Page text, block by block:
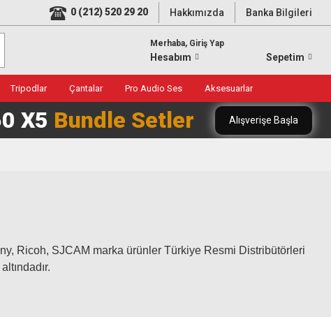
0 (212) 520 29 20 Hakkımızda Banka Bilgileri
Merhaba, Giriş Yap
Hesabım Sepetim
Tripodlar Çantalar Pro Audio Ses Aksesuarlar
X5 Bundle Setler Alışverişe Başla
Ricoh, SJCAM marka ürünler Türkiye Resmi Distribütörleri